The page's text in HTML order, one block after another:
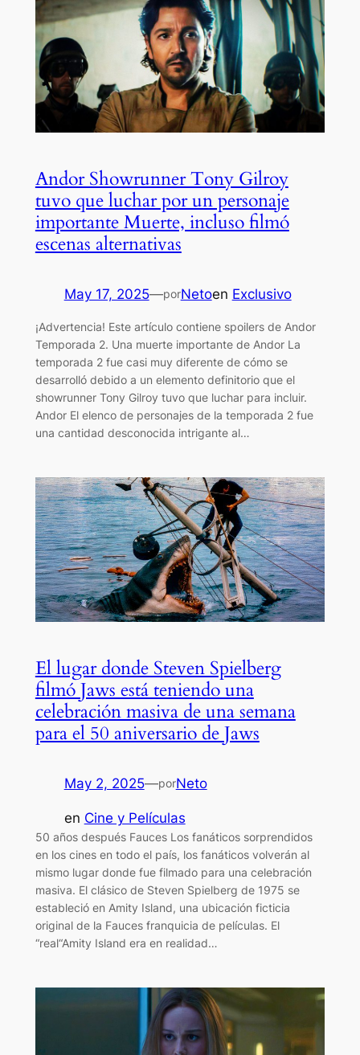
Andor Showrunner Tony Gilroy
tuvo que luchar por un personaje
importante Muerte, incluso filmó
escenas alternativas
May 17, 2025—porNetoen Exclusivo
¡Advertencia! Este artículo contiene spoilers de Andor
Temporada 2. Una muerte importante de Andor La
temporada 2 fue casi muy diferente de cómo se
desarrolló debido a un elemento definitorio que el
showrunner Tony Gilroy tuvo que luchar para incluir.
Andor El elenco de personajes de la temporada 2 fue
una cantidad desconocida intrigante al…
El lugar donde Steven Spielberg
filmó Jaws está teniendo una
celebración masiva de una semana
para el 50 aniversario de Jaws
May 2, 2025—porNeto
en Cine y Películas
50 años después Fauces Los fanáticos sorprendidos
en los cines en todo el país, los fanáticos volverán al
mismo lugar donde fue filmado para una celebración
masiva. El clásico de Steven Spielberg de 1975 se
estableció en Amity Island, una ubicación ficticia
original de la Fauces franquicia de películas. El
“real“Amity Island era en realidad…